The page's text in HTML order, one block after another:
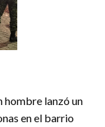
hombre lanzó un
en el barrio